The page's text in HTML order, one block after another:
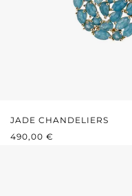
JADE CHANDELIERS
PRIX RÉGULIER :
490,00 €